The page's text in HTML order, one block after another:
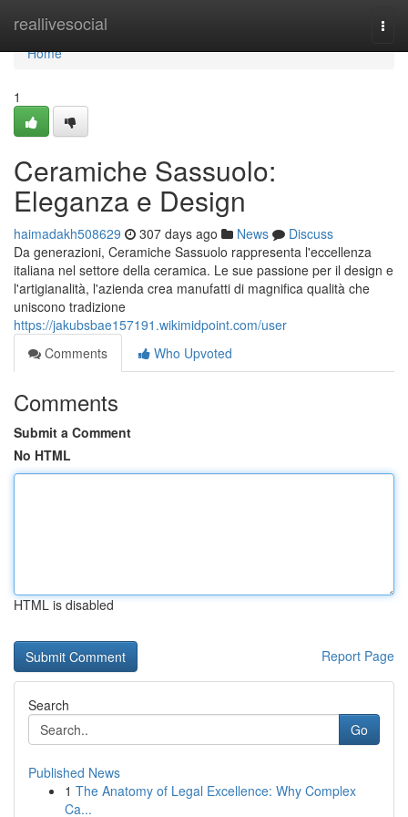
reallivesocial
Home
Home
1
Ceramiche Sassuolo:
Eleganza e Design
haimadakh508629 307 days ago News
Discuss
Da generazioni, Ceramiche Sassuolo rappresenta l'eccellenza
italiana nel settore della ceramica. Le sue passione per il design e
l'artigianalità, l'azienda crea manufatti di magnifica qualità che
uniscono tradizione
https://jakubsbae157191.wikimidpoint.com/user
Comments
Who Upvoted
Comments
Submit a Comment
No HTML
HTML is disabled
Report Page
Search
Go
Published News
1 The Anatomy of Legal Excellence: Why Complex
Ca...